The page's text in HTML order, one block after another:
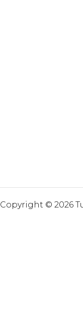
Copyright © 2026